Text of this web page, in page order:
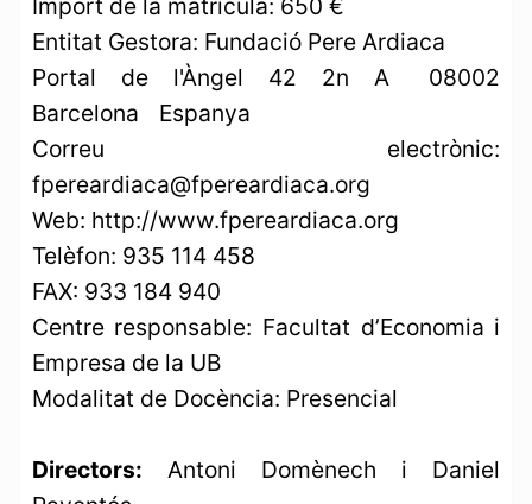
Import de la matrícula: 650 €
Entitat Gestora: Fundació Pere Ardiaca
Portal de l'Àngel 42 2n A 08002
Barcelona Espanya
Correu electrònic:
fpereardiaca@fpereardiaca.org
Web: http://www.fpereardiaca.org
Telèfon: 935 114 458
FAX: 933 184 940
Centre responsable: Facultat d’Economia i
Empresa de la UB
Modalitat de Docència: Presencial
Directors: Antoni Domènech i Daniel